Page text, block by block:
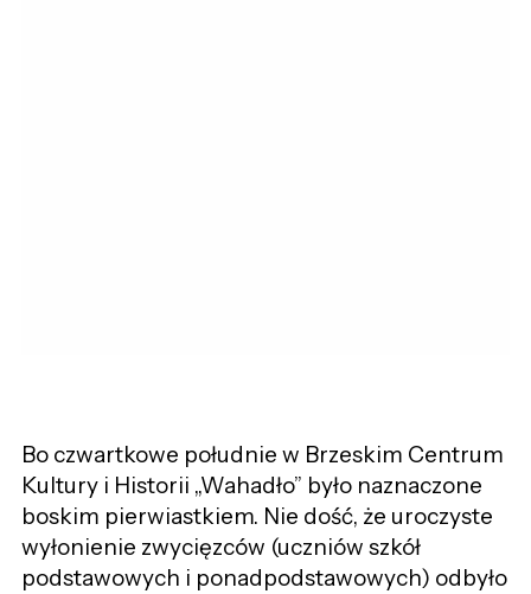
Bo czwartkowe południe w Brzeskim Centrum
Kultury i Historii „Wahadło” było naznaczone
boskim pierwiastkiem. Nie dość, że uroczyste
wyłonienie zwycięzców (uczniów szkół
podstawowych i ponadpodstawowych) odbyło